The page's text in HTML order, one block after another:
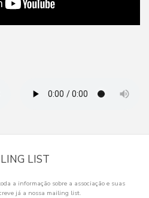
LIST
a informação sobre a associação e suas
já a nossa mailing list.